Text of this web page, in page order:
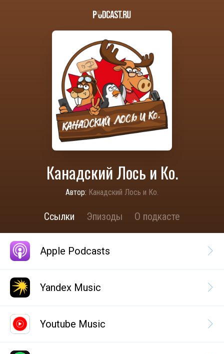
Канадский Лось и Ко.
Автор: Канадский Лось и Ко.
Ссылки Эпизоды О подкасте
Apple Podcasts
Yandex Music
Youtube Music